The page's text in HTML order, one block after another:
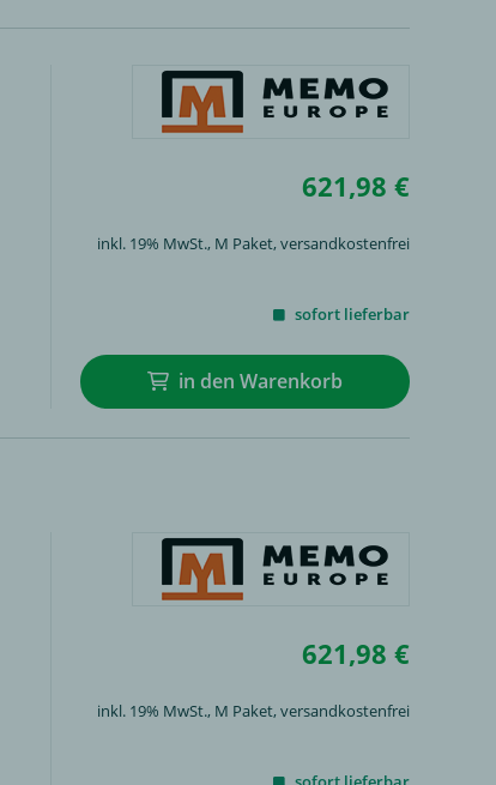
621,98 €
inkl. 19% MwSt., M Paket, versandkostenfrei
sofort lieferbar
in den Warenkorb
621,98 €
inkl. 19% MwSt., M Paket, versandkostenfrei